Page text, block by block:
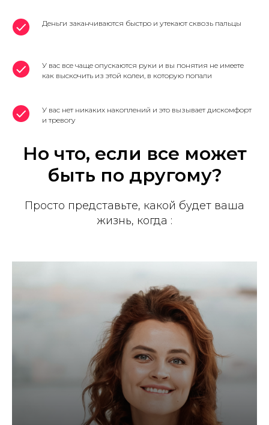
Деньги заканчиваются быстро и утекают сквозь пальцы
У вас все чаще опускаются руки и вы понятия не имеете
как выскочить из этой колеи, в которую попали
У вас нет никаких накоплений и это вызывает дискомфорт
и тревогу
Но что, если все может
быть по другому?
Просто представьте, какой будет ваша
жизнь, когда :